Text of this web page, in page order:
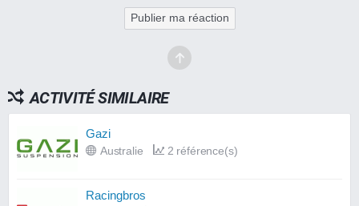
Publier ma réaction
ACTIVITÉ SIMILAIRE
Gazi
Australie 2 référence(s)
Racingbros